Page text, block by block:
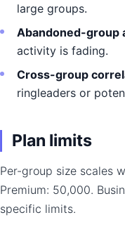
large groups.
Abandoned-group
activity is fading.
Cross-group
ringleaders or
Plan limits
Per-group size scales
Premium: 50,000.
specific limits.